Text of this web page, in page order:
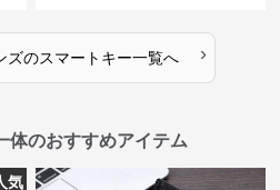
ズのスマートキー一覧へ ›
のおすすめアイテム
気